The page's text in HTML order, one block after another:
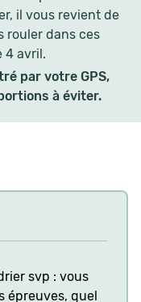
il vous revient de
rouler dans ces
4 avril.
par votre GPS,
à éviter.
svp : vous
épreuves, quel